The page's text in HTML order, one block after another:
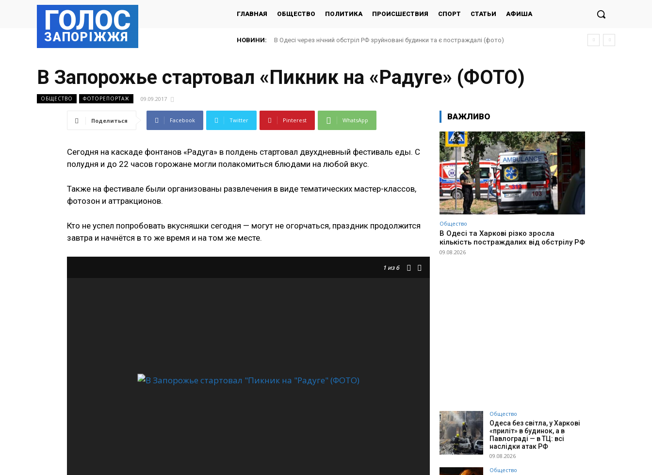
ГОЛОС
ЗАПОРІЖЖЯ
ГЛАВНАЯ ОБЩЕСТВО ПОЛИТИКА ПРОИСШЕСТВИЯ СПОРТ СТАТЬИ АФИША
НОВИНИ: В Одесі через нічний обстріл РФ зруйновані будинки та є постраждалі (фото)
В Запорожье стартовал «Пикник на «Радуге» (ФОТО)
ОБЩЕСТВО ФОТОРЕПОРТАЖ 09.09.2017
Поделиться Facebook Twitter Pinterest WhatsApp
Сегодня на каскаде фонтанов «Радуга» в полдень стартовал двухдневный фестиваль еды. С
полудня и до 22 часов горожане могли полакомиться блюдами на любой вкус.
Также на фестивале были организованы развлечения в виде тематических мастер-классов,
фотозон и аттракционов.
Кто не успел попробовать вкусняшки сегодня — могут не огорчаться, праздник продолжится
завтра и начнётся в то же время и на том же месте.
1 из 6
ВАЖЛИВО
Общество
В Одесі та Харкові різко зросла
кількість постраждалих від обстрілу РФ
09.08.2026
Общество
Одеса без світла, у Харкові
«приліт» в будинок, а в
Павлограді — в ТЦ: всі
наслідки атак РФ
09.08.2026
Общество